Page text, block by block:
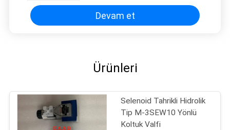
Devam et
Ürünleri
Selenoid Tahrikli Hidrolik
Tip M-3SEW10 Yönlü
Koltuk Valfi